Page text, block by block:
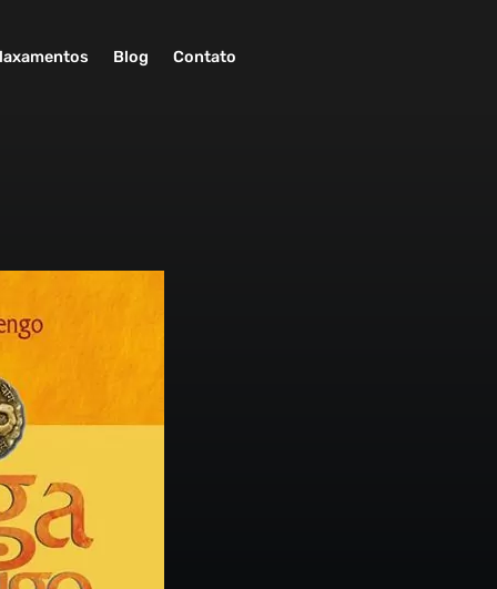
Blog Contato